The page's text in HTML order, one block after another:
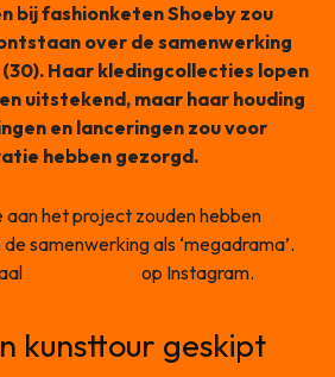
bij fashionketen Shoeby zou
over de samenwerking
Haar kledingcollecties lopen
uitstekend, maar haar houding
en lanceringen zou voor
hebben gezorgd.
aan het project zouden hebben
samenwerking als ‘megadrama’.
op Instagram.
kunsttour geskipt